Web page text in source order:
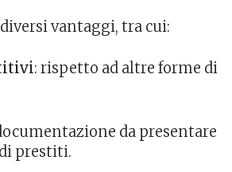
vantaggi, tra cui:
: rispetto ad altre forme di
da presentare
prestiti.